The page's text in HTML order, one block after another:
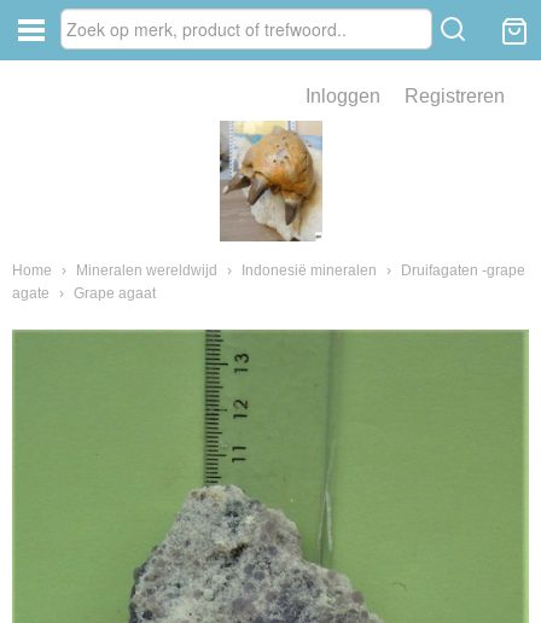
Inloggen Registreren
Home › Mineralen wereldwijd › Indonesië mineralen ›
Druifagaten -grape
agate
› Grape agaat
van fossielen en mineralen